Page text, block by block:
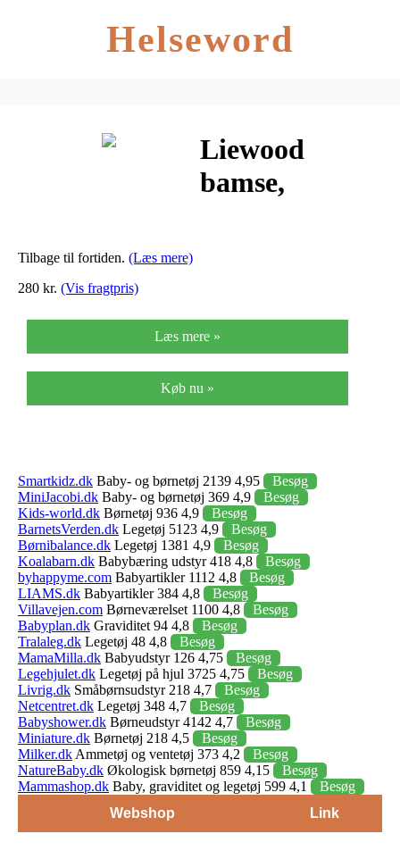
Helseword
Liewood
bamse,
Tilbage til fortiden. (Læs mere)
280 kr. (Vis fragtpris)
Læs mere »
Køb nu »
Smartkidz.dk Baby- og børnetøj 2139 4,95
Besøg
MiniJacobi.dk Baby- og børnetøj 369 4,9
Besøg
Kids-world.dk Børnetøj 936 4,9
Besøg
BarnetsVerden.dk Legetøj 5123 4,9
Besøg
Børnibalance.dk Legetøj 1381 4,9
Besøg
Koalabarn.dk Babybæring udstyr 418 4,8
Besøg
byhappyme.com Babyartikler 1112 4,8
Besøg
LIAMS.dk Babyartikler 384 4,8
Besøg
Villavejen.com Børneværelset 1100 4,8
Besøg
Babyplan.dk Graviditet 94 4,8
Besøg
Tralaleg.dk Legetøj 48 4,8
Besøg
MamaMilla.dk Babyudstyr 126 4,75
Besøg
Legehjulet.dk Legetøj på hjul 3725 4,75
Besøg
Livrig.dk Småbørnsudstyr 218 4,7
Besøg
Netcentret.dk Legetøj 348 4,7
Besøg
Babyshower.dk Børneudstyr 4142 4,7
Besøg
Miniature.dk Børnetøj 218 4,5
Besøg
Milker.dk Ammetøj og ventetøj 373 4,2
Besøg
NatureBaby.dk Økologisk børnetøj 859 4,15
Besøg
Mammashop.dk Baby, graviditet og legetøj 599 4,1
Besøg
Webshop
Link